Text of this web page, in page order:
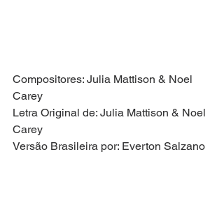
Compositores: Julia Mattison & Noel
Carey
Letra Original de: Julia Mattison & Noel
Carey
Versão Brasileira por: Everton Salzano